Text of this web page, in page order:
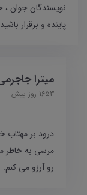
نویسندگان جوان
پاینده و برقرار
میترا
1653 روز پیش
درود بر مهتاب
مرسی به خاطر
رو آرزو می کنم.